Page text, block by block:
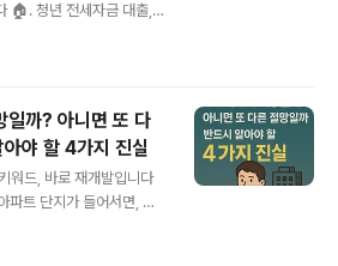
팔달), 안양 동안, 용인 수지,
년 12월 31일까지 예정됨
🏠. 청년 전세자금 대출,
하는 효과는 어떨까요? 오
형 대출 – 빚인지 기회인
로 전세자금 대출을 제공
족한 청년들에게는 분명
부담입니다. 집값과 전세
들은 오히려 부채 의존이
역세권에 저렴한 임대주
일까? 아니면 또 다
야 할 4가지 진실
워드, 바로 재개발입니다
트 단지가 들어서면, 도
희망일까요, 아니면 또